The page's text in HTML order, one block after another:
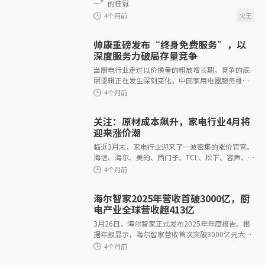
3个月前
3个月前
一”的桂冠
帅康重磅发布“终身免费服务”，以
深度服务力破局存量竞争
当厨电行业走过以价换量的粗放增长期，竞争的底
层逻辑正在发生深刻变化。中国家用电器服务维修
协会发布的《2026年度家电服务业消费者权益革新
关注：原材成本飙升，家电行业4月将
迎来涨价潮
临近3月末，家电行业迎来了一波密集的涨价官宣。
海信、海尔、美的、西门子、TCL、松下、容声、
方太等十余家主流品牌陆续发布通知，宣布自4月1
海尔智家2025年营收首破3000亿，厨
电产业全球营收超413亿
3月26日，海尔智家正式发布2025年年度报告。根
据年报显示，海尔智家营收首次突破3000亿元大
关，达3023.47亿元，同比增长5.71%；归母净利润